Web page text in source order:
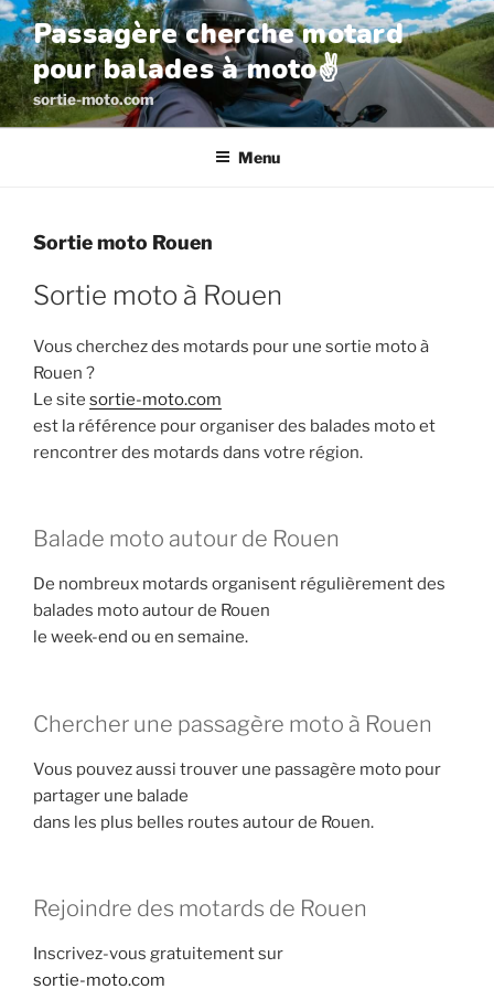
Aller
au
contenu
principal
Passagère cherche motard
pour balades à moto✌️
sortie-moto.com
Menu
Sortie moto Rouen
Sortie moto à Rouen
Vous cherchez des motards pour une sortie moto à
Rouen ?
Le site sortie-moto.com
est la référence pour organiser des balades moto et
rencontrer des motards dans votre région.
Balade moto autour de Rouen
De nombreux motards organisent régulièrement des
balades moto autour de Rouen
le week-end ou en semaine.
Chercher une passagère moto à Rouen
Vous pouvez aussi trouver une passagère moto pour
partager une balade
dans les plus belles routes autour de Rouen.
Rejoindre des motards de Rouen
Inscrivez-vous gratuitement sur
sortie-moto.com